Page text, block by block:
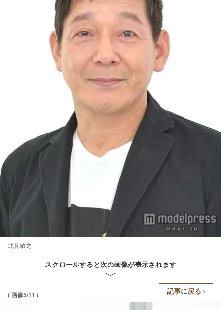
北見敏之
スクロールすると次の画像が表示されます
( 画像5/11 ) 記事に戻る